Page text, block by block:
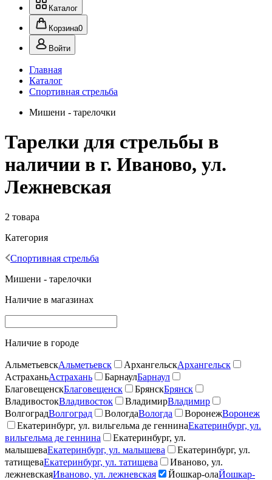
Каталог
Корзина0
Войти
Главная
Каталог
Спортивная стрельба
Мишени - тарелочки
Тарелки для стрельбы в
наличии в г. Иваново, ул.
Лежневская
2 товара
Категория
Спортивная стрельба
Мишени - тарелочки
Наличие в магазинах
Наличие в городе
АльметьевскАльметьевск АрхангельскАрхангельск
АстраханьАстрахань БарнаулБарнаул
БлаговещенскБлаговещенск БрянскБрянск
ВладивостокВладивосток ВладимирВладимир
ВолгоградВолгоград ВологдаВологда ВоронежВоронеж
Екатеринбург, ул. вильгельма де геннинаЕкатеринбург, ул.
вильгельма де геннина
Екатеринбург, ул.
малышеваЕкатеринбург, ул. малышева
Екатеринбург, ул.
татищеваЕкатеринбург, ул. татищева
Иваново, ул.
лежневскаяИваново, ул. лежневская Йошкар-олаЙошкар-